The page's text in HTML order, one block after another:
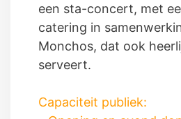
een sta-concert, met
catering in
Monchos, dat ook
serveert.
Capaciteit publiek: